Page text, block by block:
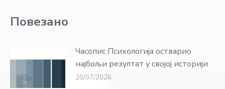
Повезано
Часопис Психологија остварио
најбољи резултат у својој историји
20/07/2026